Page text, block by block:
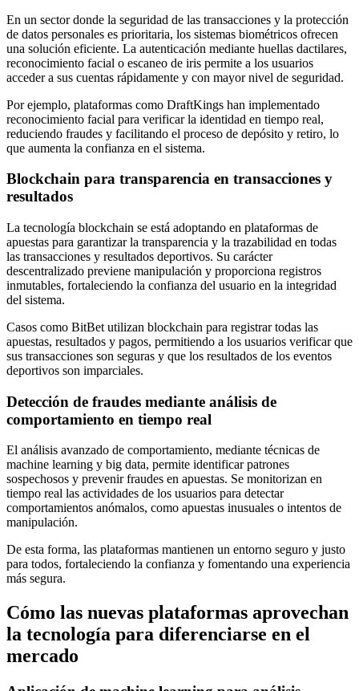
En un sector donde la seguridad de las transacciones y la protección
de datos personales es prioritaria, los sistemas biométricos ofrecen
una solución eficiente. La autenticación mediante huellas dactilares,
reconocimiento facial o escaneo de iris permite a los usuarios
acceder a sus cuentas rápidamente y con mayor nivel de seguridad.
Por ejemplo, plataformas como DraftKings han implementado
reconocimiento facial para verificar la identidad en tiempo real,
reduciendo fraudes y facilitando el proceso de depósito y retiro, lo
que aumenta la confianza en el sistema.
Blockchain para transparencia en transacciones y
resultados
La tecnología blockchain se está adoptando en plataformas de
apuestas para garantizar la transparencia y la trazabilidad en todas
las transacciones y resultados deportivos. Su carácter
descentralizado previene manipulación y proporciona registros
inmutables, fortaleciendo la confianza del usuario en la integridad
del sistema.
Casos como BitBet utilizan blockchain para registrar todas las
apuestas, resultados y pagos, permitiendo a los usuarios verificar que
sus transacciones son seguras y que los resultados de los eventos
deportivos son imparciales.
Detección de fraudes mediante análisis de
comportamiento en tiempo real
El análisis avanzado de comportamiento, mediante técnicas de
machine learning y big data, permite identificar patrones
sospechosos y prevenir fraudes en apuestas. Se monitorizan en
tiempo real las actividades de los usuarios para detectar
comportamientos anómalos, como apuestas inusuales o intentos de
manipulación.
De esta forma, las plataformas mantienen un entorno seguro y justo
para todos, fortaleciendo la confianza y fomentando una experiencia
más segura.
Cómo las nuevas plataformas aprovechan
la tecnología para diferenciarse en el
mercado